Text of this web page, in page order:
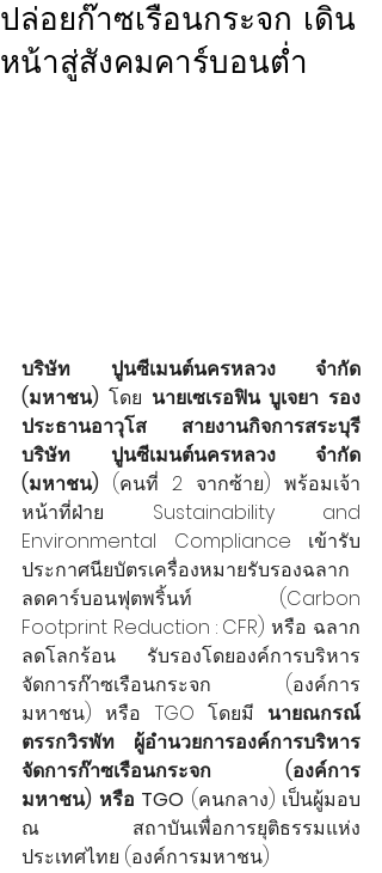
ปล่อยก๊าซเรือนกระจก เดิน
หน้าสู่สังคมคาร์บอนต่ำ
บริษัท ปูนซีเมนต์นครหลวง จำกัด
(มหาชน) โดย นายเซเรอฟิน บูเจยา รอง
ประธานอาวุโส สายงานกิจการสระบุรี
บริษัท ปูนซีเมนต์นครหลวง จำกัด
(มหาชน) (คนที่ 2 จากซ้าย) พร้อมเจ้า
หน้าที่ฝ่าย Sustainability and
Environmental Compliance เข้ารับ
ประกาศนียบัตรเครื่องหมายรับรองฉลาก
ลดคาร์บอนฟุตพริ้นท์ (Carbon
Footprint Reduction : CFR) หรือ ฉลาก
ลดโลกร้อน รับรองโดยองค์การบริหาร
จัดการก๊าซเรือนกระจก (องค์การ
มหาชน) หรือ TGO โดยมี นายณกรณ์
ตรรกวิรพัท ผู้อำนวยการองค์การบริหาร
จัดการก๊าซเรือนกระจก (องค์การ
มหาชน) หรือ TGO (คนกลาง) เป็นผู้มอบ
ณ สถาบันเพื่อการยุติธรรมแห่ง
ประเทศไทย (องค์การมหาชน)